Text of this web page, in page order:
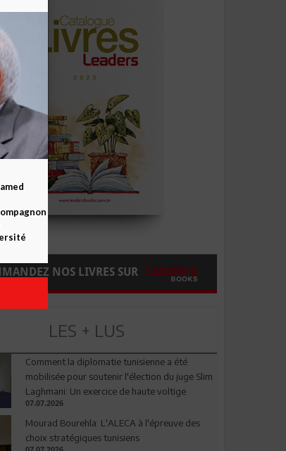
NOS LIVRES SUR
LES + LUS
Comment la diplomatie tunisienne a été
mobilisée pour soutenir l'élection du juge Slim
Laghmani: Un exercice de haute voltige
07.07.2026
Mourad Bourehla: L'ALECA à l'épreuve des
choix stratégiques tunisiens